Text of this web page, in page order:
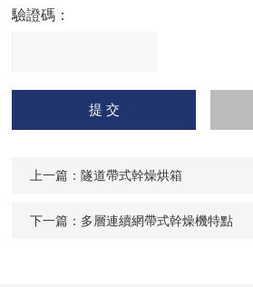
驗證碼：
請
輸入計算結果（填寫阿拉
伯數字），如：三加四=7
上一篇： 隧道帶式幹燥烘箱
下一篇： 多層連續網帶式幹燥機特點